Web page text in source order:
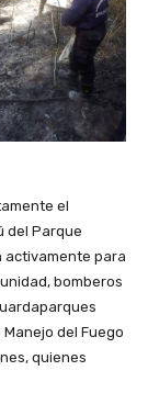
el
del Parque
activamente para
bomberos
del Fuego
quienes